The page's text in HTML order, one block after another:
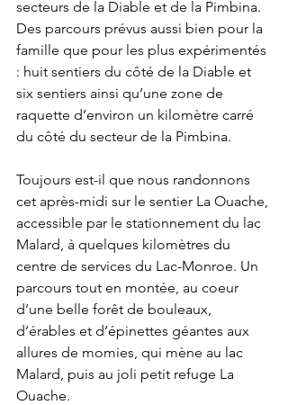
secteurs de la Diable et de la Pimbina.
Des parcours prévus aussi bien pour la
famille que pour les plus expérimentés
: huit sentiers du côté de la Diable et
six sentiers ainsi qu’une zone de
raquette d’environ un kilomètre carré
du côté du secteur de la Pimbina.
Toujours est-il que nous randonnons
cet après-midi sur le sentier La Ouache,
accessible par le stationnement du lac
Malard, à quelques kilomètres du
centre de services du Lac-Monroe. Un
parcours tout en montée, au coeur
d’une belle forêt de bouleaux,
d’érables et d’épinettes géantes aux
allures de momies, qui mène au lac
Malard, puis au joli petit refuge La
Ouache.